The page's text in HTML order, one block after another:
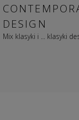
DESIGN
Mix klasyki i ... klasyki